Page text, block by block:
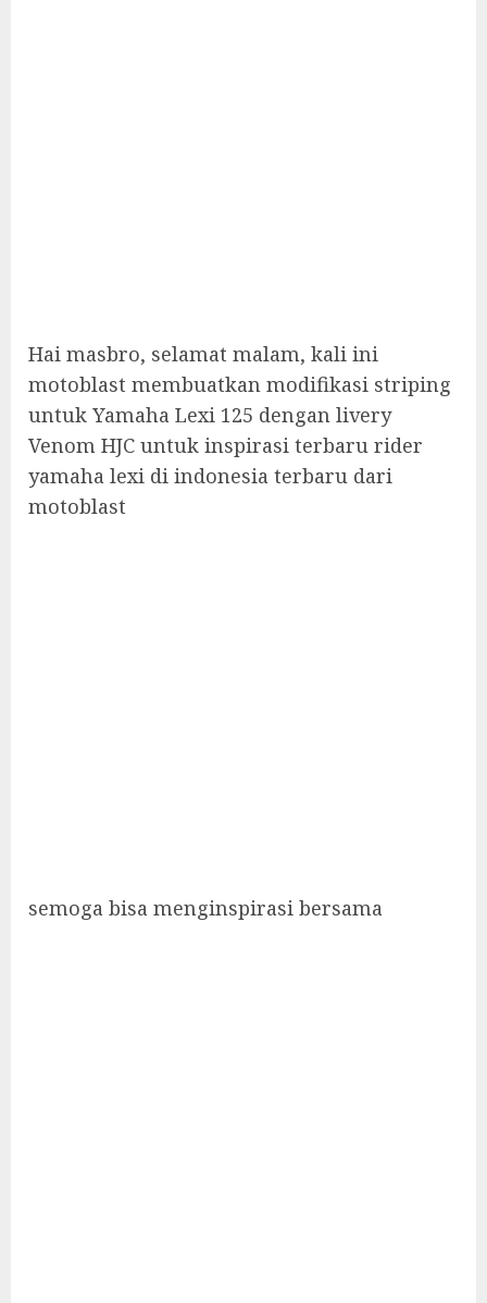
Hai masbro, selamat malam, kali ini
motoblast membuatkan modifikasi striping
untuk Yamaha Lexi 125 dengan livery
Venom HJC untuk inspirasi terbaru rider
yamaha lexi di indonesia terbaru dari
motoblast
semoga bisa menginspirasi bersama